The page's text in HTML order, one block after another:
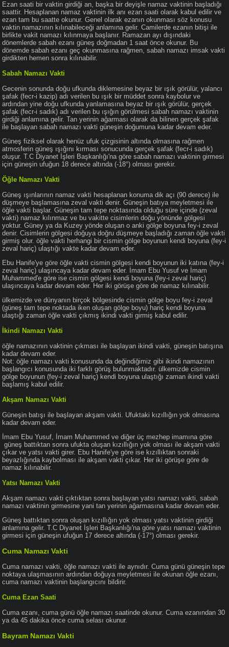
Ezan saati bir vaktin girdiği an, başka bir deyişle namaz vaktinin başladığı
saattir. Hesaplanan namaz vaktinin ilk anı ezan saati olarak kabul edilir ve
ezan tam bu saatte okunur. Genel olarak ezanın okunması söz konusu
vaktin namazının kılınabileceği anlamına gelir. Camilerde ezanın bitişi ile
birlikte vakit namazı kılınmaya başlanır. Ramazan ayı dışındaki
dönemlerde sabah ezanı güneş doğmadan 1 saat önce okunur. Bu
dönemde sabah ezanı geç okunmasına rağmen, sabah namazı imsak vakti
girdikten hemen sonra kılınabilir.
Sabah Namazı Vakti
Gecenin sonunda doğu ufkunda diklemesine beyaz bir ışık görülür, yalancı
şafak (fecr-i kazip) adı verilen bu ışık bir müddet sonra kaybolur ve
ardından yine doğu ufkunda yanlamasına beyaz bir ışık görülür, gerçek
şafak (fecr-i sadık) adı verilen bu ışığın görülmesi sabah namazı vaktinin
girdiği anlamına gelir. Tan yerinin ağarması olarak da bilinen gerçek şafak
ile başlayan sabah namazı vakti güneşin doğumuna kadar devam eder.
Güneş fiziksel olarak henüz ufuk çizgisinin altında olmasına rağmen
atmosferin güneş ışığını kırması sonucunda gerçek şafak (fecr-i sadık)
oluşur. T.C Diyanet İşleri Başkanlığı'na göre sabah namazı vaktinin girmesi
için güneşin ufuğun 18 derece altında (-18°) olması gerekir.
Öğle Namazı Vakti
Güneş ışınlarının namaz vakti hesaplanan konuma dik açı (90 derece) ile
düşmeye başlamasına zeval vakti denir. Güneşin batıya meyletmesi ile
öğle vakti başlar. Güneşin tam tepe noktasında olduğu süre içinde (zeval
vakti) namaz kılınmaz ve bu vakitte cisimlerin doğu yönünde gölgesi
yoktur. Güney ya da Kuzey yönde oluşan o anki gölge boyuna fey-i zeval
denir. Cisimlerin gölgesi doğuya doğru düşmeye başladığı zaman öğle vakti
girmiş olur. öğle vakti herhangi bir cismin gölge boyunun kendi boyuna (fey-i
zeval hariç) ulaştığı vakte kadar devam eder.
Ebu Hanife'ye göre öğle vakti cismin gölgesi kendi boyunun iki katına (fey-i
zeval hariç) ulaşıncaya kadar devam eder. İmam Ebu Yusuf ve İmam
Muhammed'e göre ise cismin gölgesi kendi boyuna (fey-i zeval hariç)
ulaşıncaya kadar devam eder. Her iki görüşe göre de namaz kılınabilir.
ülkemizde ve dünyanın birçok bölgesinde cismin gölge boyu fey-i zeval
(güneş tam tepe noktada iken oluşan gölge boyu) hariç kendi boyuna
ulaştığı zaman öğle vakti çıkmış ikindi vakti girmiş kabul edilir.
İkindi Namazı Vakti
öğle namazının vaktinin çıkması ile başlayan ikindi vakti, güneşin batışına
kadar devam eder.
Not: öğle namazı vakti konusunda da değindiğimiz gibi ikindi namazının
başlangıcı konusunda iki farklı görüş bulunmaktadır. ülkemizde cismin
gölge boyunun (fey-i zeval hariç) kendi boyuna ulaştığı zaman ikindi vakti
başlamış kabul edilir.
Akşam Namazı Vakti
Güneşin batışı ile başlayan akşam vakti. Ufuktaki kızıllığın yok olmasına
kadar devam eder.
İmam Ebu Yusuf, İmam Muhammed ve diğer üç mezhep imamına göre
güneş battıktan sonra ufukta oluşan kızıllığın yok olması ile akşam vakti
çıkar ve yatsı vakti girer. Ebu Hanife'ye göre ise kızıllıktan sonraki
beyazlığında kaybolması ile akşam vakti çıkar. Her iki görüşe göre de
namaz kılınabilir.
Yatsı Namazı Vakti
Akşam namazı vakti çıktıktan sonra başlayan yatsı namazı vakti, sabah
namazı vaktinin girmesine yani tan yerinin ağarmasına kadar devam eder.
Güneş battıktan sonra oluşan kızıllığın yok olması yatsı vaktinin girdiği
anlamına gelir. T.C Diyanet İşleri Başkanlığı'na göre yatsı namazı vaktinin
girmesi için güneşin ufuğun 17 derece altında (-17°) olması gerekir.
Cuma Namazı Vakti
Cuma namazı vakti, öğle namazı vakti ile aynıdır. Cuma günü güneşin tepe
noktaya ulaşmasının ardından doğuya meyletmesi ile okunan öğle ezanı,
cuma namazı vaktinin başlangıcını bildirir.
Cuma Ezan Saati
Cuma ezanı, cuma günü öğle namazı saatinde okunur. Cuma ezanından 30
ya da 45 dakika önce cuma selası okunur.
Bayram Namazı Vakti